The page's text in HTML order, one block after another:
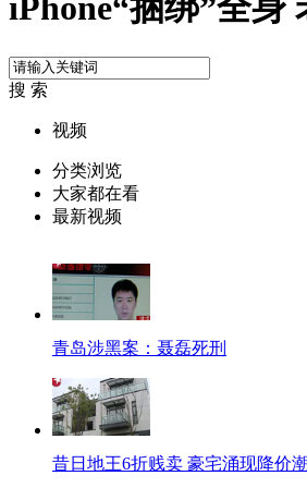
iPhone“捆绑”全身
搜 索
视频
分类浏览
大家都在看
最新视频
青岛涉黑案：聂磊死刑
昔日地王6折贱卖 豪宅涌现降价潮